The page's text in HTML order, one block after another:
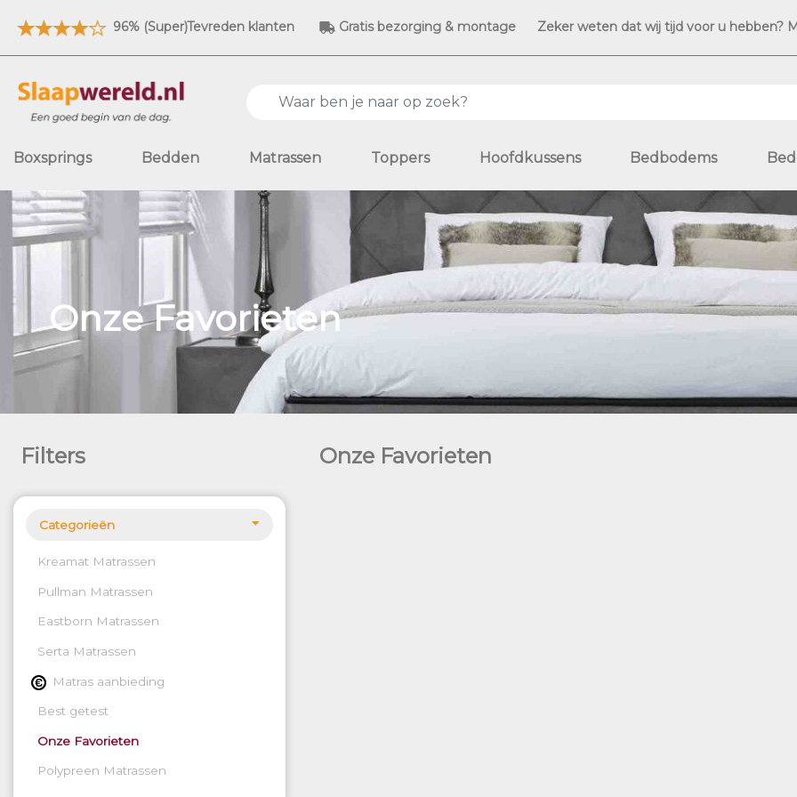
96% (Super)Tevreden klanten Gratis bezorging & montage Zeker weten dat wij tijd voor u hebben?
Boxsprings Bedden Matrassen Toppers Hoofdkussens Bedbodems
Onze Favorieten
Filters
Categorieën
Kreamat Matrassen
Pullman Matrassen
Eastborn Matrassen
Serta Matrassen
Matras aanbieding
Best getest
Onze Favorieten
Polypreen Matrassen
Onze Favorieten